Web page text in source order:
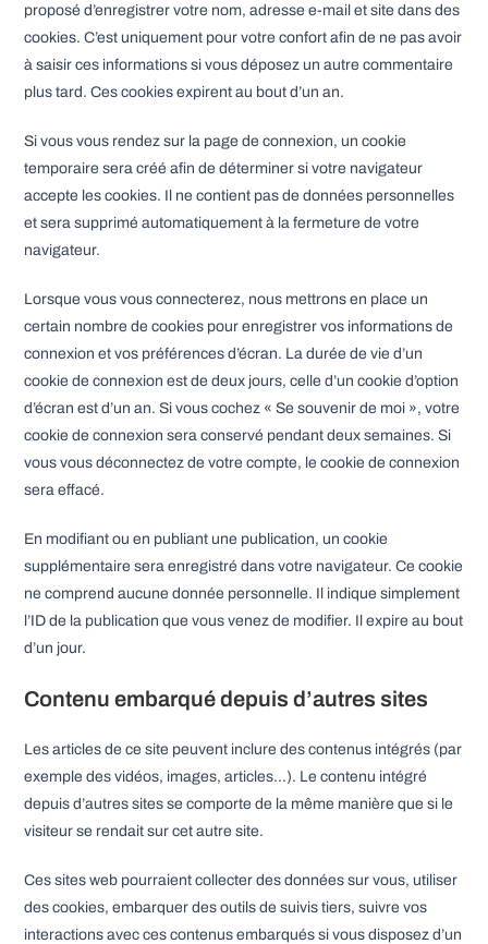
proposé d’enregistrer votre nom, adresse e-mail et site dans des
cookies. C’est uniquement pour votre confort afin de ne pas avoir
à saisir ces informations si vous déposez un autre commentaire
plus tard. Ces cookies expirent au bout d’un an.
Si vous vous rendez sur la page de connexion, un cookie
temporaire sera créé afin de déterminer si votre navigateur
accepte les cookies. Il ne contient pas de données personnelles
et sera supprimé automatiquement à la fermeture de votre
navigateur.
Lorsque vous vous connecterez, nous mettrons en place un
certain nombre de cookies pour enregistrer vos informations de
connexion et vos préférences d’écran. La durée de vie d’un
cookie de connexion est de deux jours, celle d’un cookie d’option
d’écran est d’un an. Si vous cochez « Se souvenir de moi », votre
cookie de connexion sera conservé pendant deux semaines. Si
vous vous déconnectez de votre compte, le cookie de connexion
sera effacé.
En modifiant ou en publiant une publication, un cookie
supplémentaire sera enregistré dans votre navigateur. Ce cookie
ne comprend aucune donnée personnelle. Il indique simplement
l’ID de la publication que vous venez de modifier. Il expire au bout
d’un jour.
Contenu embarqué depuis d’autres sites
Les articles de ce site peuvent inclure des contenus intégrés (par
exemple des vidéos, images, articles…). Le contenu intégré
depuis d’autres sites se comporte de la même manière que si le
visiteur se rendait sur cet autre site.
Ces sites web pourraient collecter des données sur vous, utiliser
des cookies, embarquer des outils de suivis tiers, suivre vos
interactions avec ces contenus embarqués si vous disposez d’un